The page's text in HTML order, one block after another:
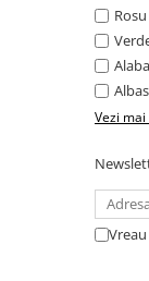
Accesorii
Figurine si
Instalatii de
Lumanari si
Rosu
Vezi